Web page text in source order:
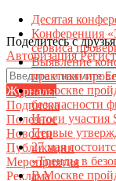
Поделитесь с
Авторизация
Журналы
Подписка
Полезное
Новости
Публикации
Мероприятия
Реклама
Десятая
Конференция
сервиса
Выявление
практики
В Москве
безопасности
Итоги участия
Первые
27 мая
«Тренды в
В Москве